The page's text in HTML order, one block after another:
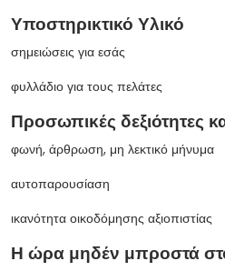
Υποστηρικτικό Υλικό
σημειώσεις για εσάς
φυλλάδιο για τους πελάτες
Προσωπικές δεξιότητες
φωνή, άρθρωση, μη λεκτικό μήνυμα
αυτοπαρουσίαση
ικανότητα οικοδόμησης αξιοπιστίας
Η ώρα μηδέν μπροστά